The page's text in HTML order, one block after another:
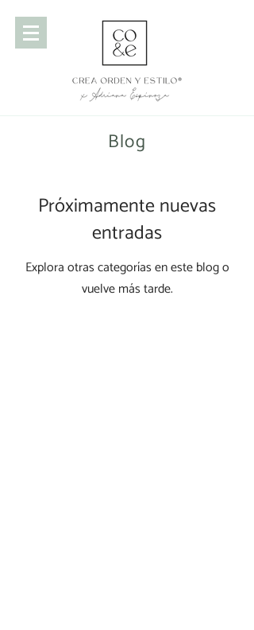
Blog
Próximamente nuevas
entradas
Explora otras categorías en este blog o
vuelve más tarde.